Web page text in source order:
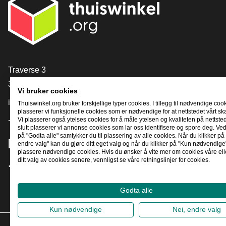
[_General:Contact]
Traverse 3
3905 NL Veenendaal
info@thuiswinkel.org
+31 (0)318 64 85 75
[_General:SocialMediaTitle]
Vi bruker cookies
Thuiswinkel.org bruker forskjellige typer cookies. I tillegg til nødvendige
plasserer vi funksjonelle cookies som er nødvendige for at nettstedet vårt
Vi plasserer også ytelses cookies for å måle ytelsen og kvaliteten på
slutt plasserer vi annonse cookies som lar oss identifisere og spore deg.
på "Godta alle" samtykker du til plassering av alle cookies. Når du klikker på
endre valg" kan du gjøre ditt eget valg og når du klikker på "Kun
plassere nødvendige cookies. Hvis du ønsker å vite mer om cookies våre
ditt valg av cookies senere, vennligst se våre retningslinjer for cookies.
Godta alle
Kun nødvendige Nei, endre valg